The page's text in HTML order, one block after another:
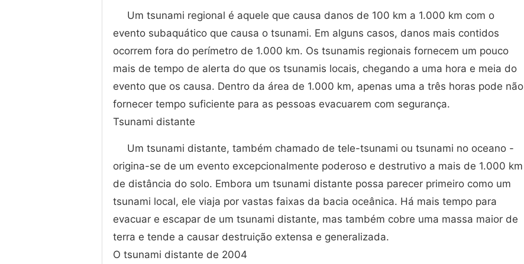
Um tsunami regional é aquele que causa danos de 100 km a 1.000 km com o
evento subaquático que causa o tsunami. Em alguns casos, danos mais contidos
ocorrem fora do perímetro de 1.000 km. Os tsunamis regionais fornecem um pouco
mais de tempo de alerta do que os tsunamis locais, chegando a uma hora e meia do
evento que os causa. Dentro da área de 1.000 km, apenas uma a três horas pode não
fornecer tempo suficiente para as pessoas evacuarem com segurança.
Tsunami distante
Um tsunami distante, também chamado de tele-tsunami ou tsunami no oceano -
origina-se de um evento excepcionalmente poderoso e destrutivo a mais de 1.000 km
de distância do solo. Embora um tsunami distante possa parecer primeiro como um
tsunami local, ele viaja por vastas faixas da bacia oceânica. Há mais tempo para
evacuar e escapar de um tsunami distante, mas também cobre uma massa maior de
terra e tende a causar destruição extensa e generalizada.
O tsunami distante de 2004